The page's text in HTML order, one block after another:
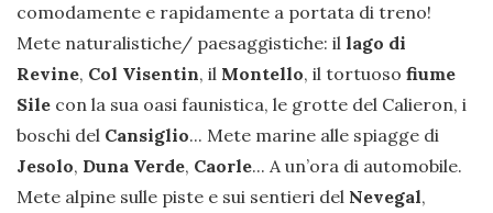
comodamente e rapidamente a portata di treno!
Mete naturalistiche/ paesaggistiche: il lago di
Revine, Col Visentin, il Montello, il tortuoso fiume
Sile con la sua oasi faunistica, le grotte del Calieron, i
boschi del Cansiglio... Mete marine alle spiagge di
Jesolo, Duna Verde, Caorle... A un’ora di automobile.
Mete alpine sulle piste e sui sentieri del Nevegal,